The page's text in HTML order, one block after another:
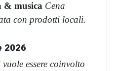
& musica Cena
con prodotti locali.
2026
essere coinvolto